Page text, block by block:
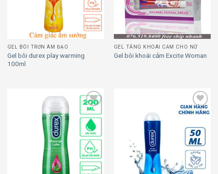
GEL BÔI TRƠN ÂM ĐẠO
Gel bôi durex play warming
100ml
GEL TĂNG KHOÁI CẢM CHO NỮ
Gel bôi khoái cảm Excite Woman
Add to
wishlist
Add to
wishlist